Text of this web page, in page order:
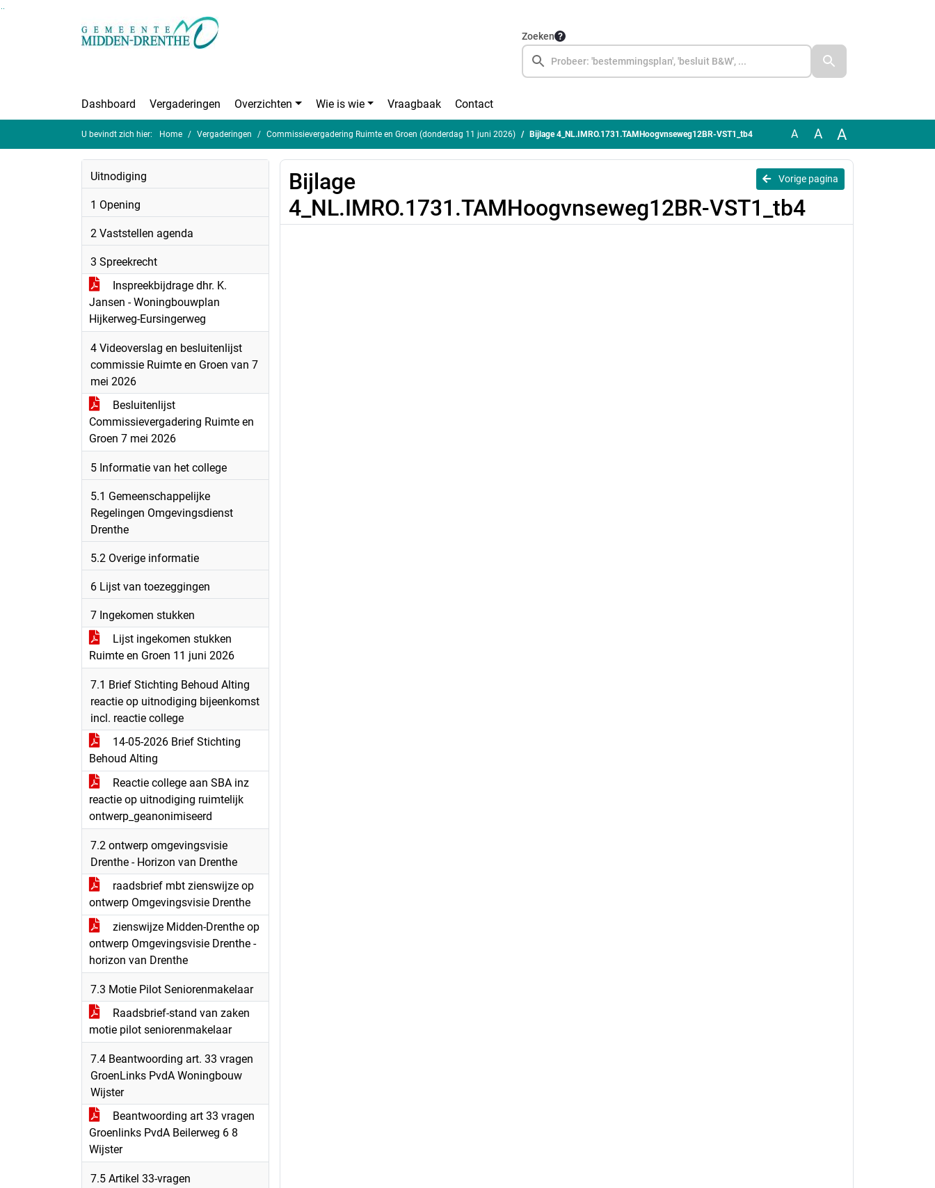
Zoeken
Dashboard Vergaderingen Overzichten Wie is wie Vraagbaak Contact
U bevindt zich hier: Home Vergaderingen Commissievergadering Ruimte en Groen (donderdag 11 juni 2026) Bijlage 4_NL.IMRO.1731.TAMHoogvnseweg12BR-VST1_tb4 A A A
Uitnodiging
1 Opening
2 Vaststellen agenda
3 Spreekrecht
Inspreekbijdrage dhr. K.
Jansen - Woningbouwplan
Hijkerweg-Eursingerweg
4 Videoverslag en besluitenlijst
commissie Ruimte en Groen van 7
mei 2026
Besluitenlijst
Commissievergadering Ruimte en
Groen 7 mei 2026
5 Informatie van het college
5.1 Gemeenschappelijke
Regelingen Omgevingsdienst
Drenthe
5.2 Overige informatie
6 Lijst van toezeggingen
7 Ingekomen stukken
Lijst ingekomen stukken
Ruimte en Groen 11 juni 2026
7.1 Brief Stichting Behoud Alting
reactie op uitnodiging bijeenkomst
incl. reactie college
14-05-2026 Brief Stichting
Behoud Alting
Reactie college aan SBA inz
reactie op uitnodiging ruimtelijk
ontwerp_geanonimiseerd
7.2 ontwerp omgevingsvisie
Drenthe - Horizon van Drenthe
raadsbrief mbt zienswijze op
ontwerp Omgevingsvisie Drenthe
zienswijze Midden-Drenthe op
ontwerp Omgevingsvisie Drenthe -
horizon van Drenthe
7.3 Motie Pilot Seniorenmakelaar
Raadsbrief-stand van zaken
motie pilot seniorenmakelaar
7.4 Beantwoording art. 33 vragen
GroenLinks PvdA Woningbouw
Wijster
Beantwoording art 33 vragen
Groenlinks PvdA Beilerweg 6 8
Wijster
7.5 Artikel 33-vragen
Vorige pagina
Bijlage
4_NL.IMRO.1731.TAMHoogvnseweg12BR-VST1_tb4